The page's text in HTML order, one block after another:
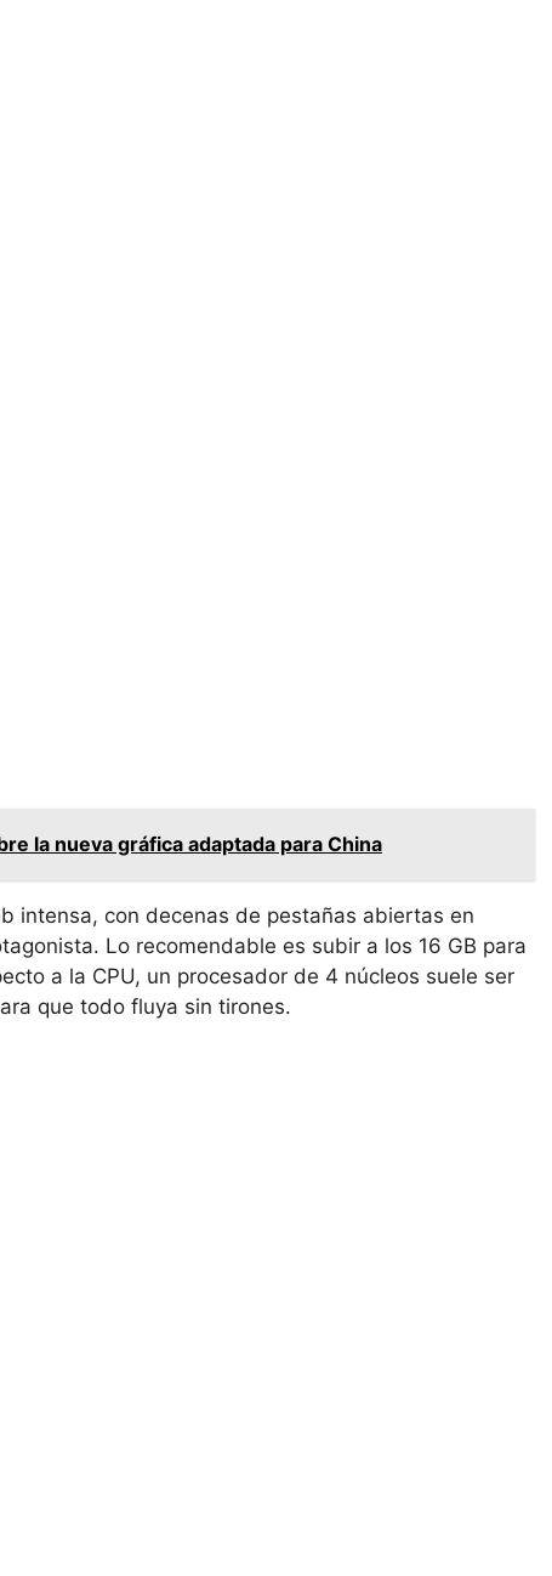
la nueva gráfica adaptada para China
intensa, con decenas de pestañas abiertas en
Lo recomendable es subir a los 16 GB para
a la CPU, un procesador de 4 núcleos suele ser
que todo fluya sin tirones.